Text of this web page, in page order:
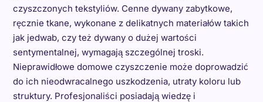
czyszczonych tekstyliów. Cenne dywany zabytkowe,
ręcznie tkane, wykonane z delikatnych materiałów takich
jak jedwab, czy też dywany o dużej wartości
sentymentalnej, wymagają szczególnej troski.
Nieprawidłowe domowe czyszczenie może doprowadzić
do ich nieodwracalnego uszkodzenia, utraty koloru lub
struktury. Profesjonaliści posiadają wiedzę i